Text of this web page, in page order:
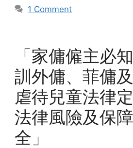
1 Comment
「家傭僱主必
訓外傭、菲傭
虐待兒童法律
法律風險及保
全」